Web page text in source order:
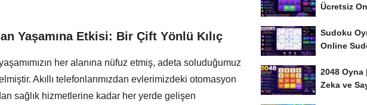
Yaşamına Etkisi: Bir Çift Yönlü Kılıç
her alanına nüfuz etmiş, adeta soluduğumuz
Akıllı telefonlarımızdan evlerimizdeki otomasyon
sağlık hizmetlerine kadar her yerde gelişen
Ücretsiz
Sudoku
Online
2048 Oyna
Zeka ve